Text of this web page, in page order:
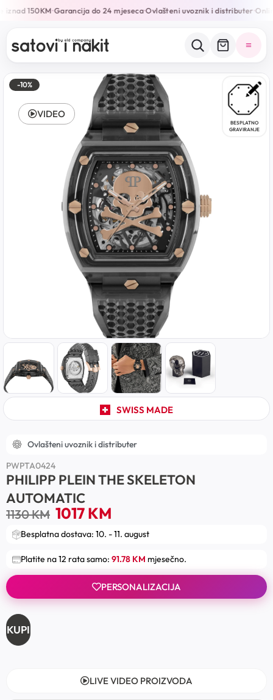
150KM•Garancija do 24 mjeseca•Ovlašteni uvoznik i distributer•
-10%
BESPLATNO
GRAVIRANJE
SWISS MADE
VIDEO
Ovlašteni uvoznik i distributer
PWPTA0424
PHILIPP PLEIN THE SKELETON
AUTOMATIC
1130KM 1017KM
Besplatna dostava: 10. - 11. august
Platite na 12 rata samo: 91.78 KM mjesečno.
PERSONALIZACIJA
KUPI
LIVE VIDEO PROIZVODA